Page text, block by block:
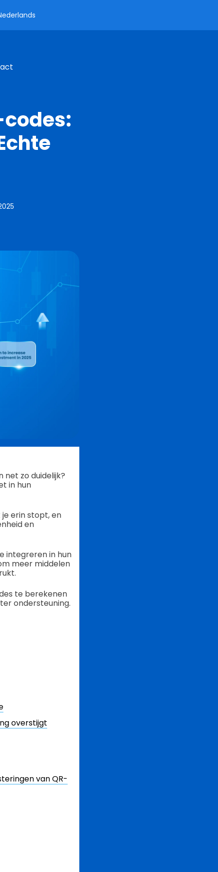
codes:
net zo duidelijk?
in hun
erin stopt, en
en
integreren in hun
meer middelen
te berekenen
ondersteuning.
overstijgt
van QR-